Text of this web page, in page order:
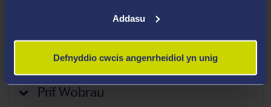
Addasu
Defnyddio cwcis angenrheidiol yn unig
Uchafbwyntiau Gyrfa
Prif Wobrau